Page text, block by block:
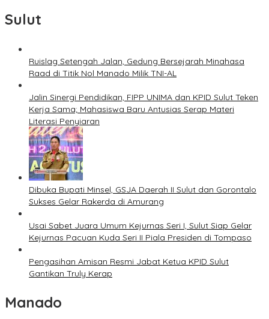
Sulut
Ruislag Setengah Jalan, Gedung Bersejarah Minahasa
Raad di Titik Nol Manado Milik TNI-AL
Jalin Sinergi Pendidikan, FIPP UNIMA dan KPID Sulut Teken
Kerja Sama; Mahasiswa Baru Antusias Serap Materi
Literasi Penyiaran
Dibuka Bupati Minsel, GSJA Daerah II Sulut dan Gorontalo
Sukses Gelar Rakerda di Amurang
Usai Sabet Juara Umum Kejurnas Seri I, Sulut Siap Gelar
Kejurnas Pacuan Kuda Seri II Piala Presiden di Tompaso
Pengasihan Amisan Resmi Jabat Ketua KPID Sulut
Gantikan Truly Kerap
Manado